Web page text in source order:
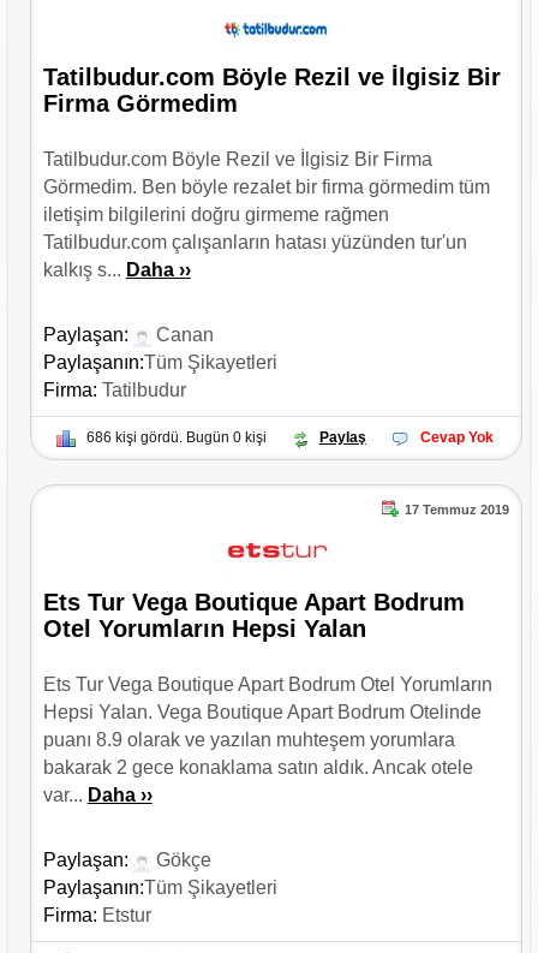
Tatilbudur.com Böyle Rezil ve İlgisiz Bir
Firma Görmedim
Tatilbudur.com Böyle Rezil ve İlgisiz Bir Firma
Görmedim. Ben böyle rezalet bir firma görmedim tüm
iletişim bilgilerini doğru girmeme rağmen
Tatilbudur.com çalışanların hatası yüzünden tur'un
kalkış s... Daha ››
Paylaşan:
Canan
Paylaşanın:Tüm Şikayetleri
Firma: Tatilbudur
686 kişi gördü. Bugün 0 kişi Paylaş Cevap Yok
17 Temmuz 2019
Ets Tur Vega Boutique Apart Bodrum
Otel Yorumların Hepsi Yalan
Ets Tur Vega Boutique Apart Bodrum Otel Yorumların
Hepsi Yalan. Vega Boutique Apart Bodrum Otelinde
puanı 8.9 olarak ve yazılan muhteşem yorumlara
bakarak 2 gece konaklama satın aldık. Ancak otele
var... Daha ››
Paylaşan:
Gökçe
Paylaşanın:Tüm Şikayetleri
Firma: Etstur